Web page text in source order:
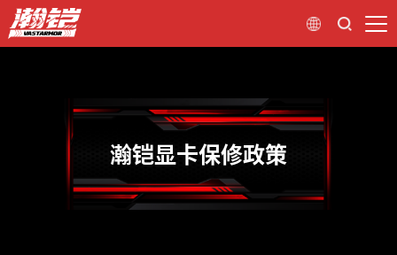
瀚铠显卡保修政策